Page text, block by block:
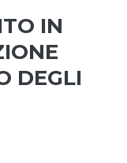
IN
DEGLI